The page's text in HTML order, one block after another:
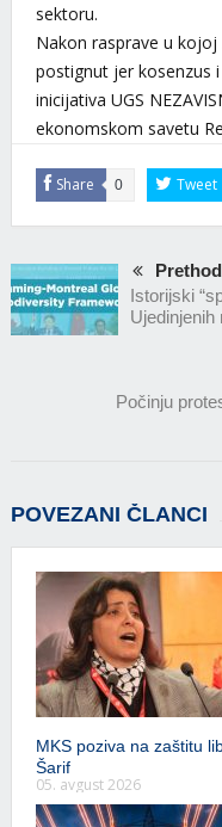
sektoru.
Nakon rasprave u kojoj
postignut jer kosenzus
inicijativa UGS
ekonomskom savetu
Share 0 Tweet
Istorijski
Ujedinjenih
Počinju
POVEZANI ČLANCI
MKS poziva na zaštitu
Šarif
05. avgust 2026